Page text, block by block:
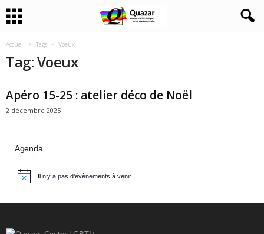
Accueil Tags Voeux
Tag: Voeux
Apéro 15-25 : atelier déco de Noël
2 décembre 2025
Agenda
Il n’y a pas d’évènements à venir.